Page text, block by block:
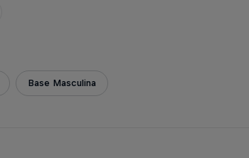
Base Masculina